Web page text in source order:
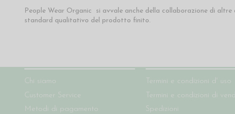
People Wear Organic si avvale anche della collaborazione di
standard qualitativo del prodotto finito.
Chi siamo
Customer Service
Metodi di pagamento
Termini e condizioni d' uso
Termini e condizioni di
Spedizioni